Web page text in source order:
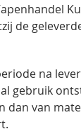
de
na
gebruik
van